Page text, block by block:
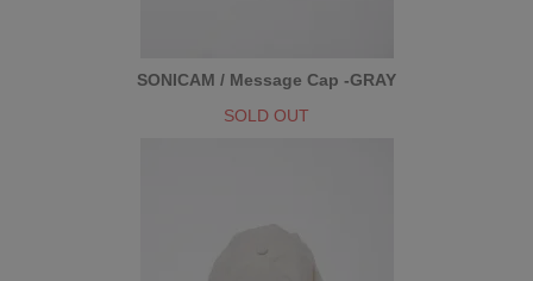
SONICAM / Message Cap -GRAY
SOLD OUT